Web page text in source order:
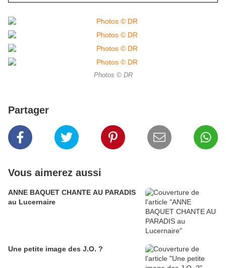
Photos © DR
Partager
Vous aimerez aussi
ANNE BAQUET CHANTE AU PARADIS
au Lucernaire
Une petite image des J.O. ?